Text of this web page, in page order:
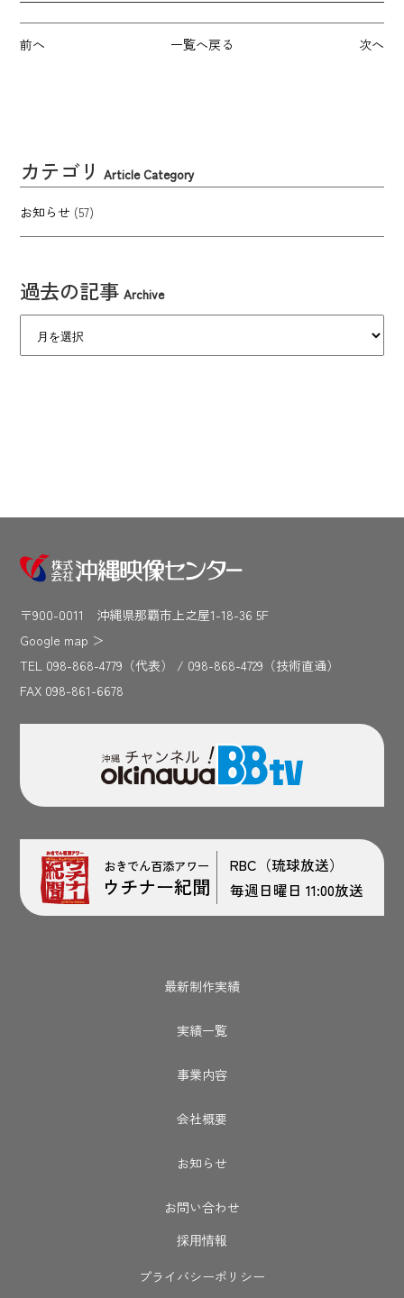
前へ 一覧へ戻る 次へ
カテゴリ Article Category
お知らせ (57)
過去の記事 Archive
〒900-0011 沖縄県那覇市上之屋1-18-36 5F
Google map ＞
TEL 098-868-4779（代表） / 098-868-4729（技術直通）
FAX 098-861-6678
おきでん百添アワー
ウチナー紀聞
RBC（琉球放送）
毎週日曜日 11:00放送
最新制作実績
実績一覧
事業内容
会社概要
お知らせ
お問い合わせ
採用情報
プライバシーポリシー